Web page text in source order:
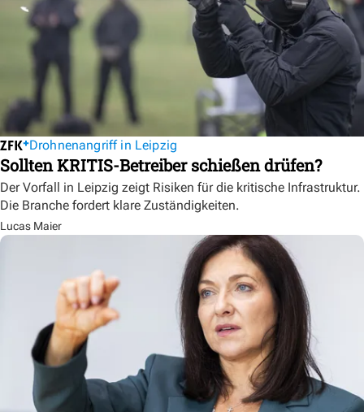
Drohnenangriff in Leipzig
Sollten KRITIS-Betreiber schießen drüfen?
Der Vorfall in Leipzig zeigt Risiken für die kritische Infrastruktur.
Die Branche fordert klare Zuständigkeiten.
Lucas Maier